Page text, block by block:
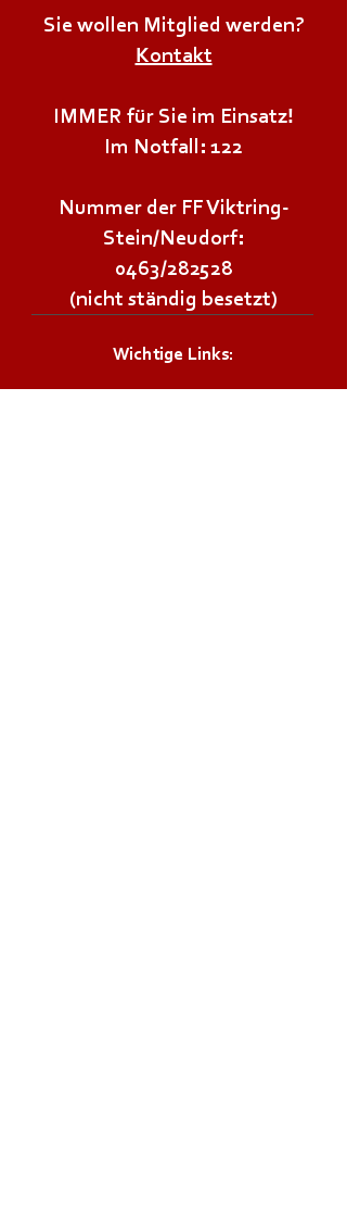
Sie wollen Mitglied werden?
Kontakt
IMMER für Sie im Einsatz!
Im Notfall: 122
Nummer der FF Viktring-
Stein/Neudorf:
0463/282528
(nicht ständig besetzt)
Wichtige Links: